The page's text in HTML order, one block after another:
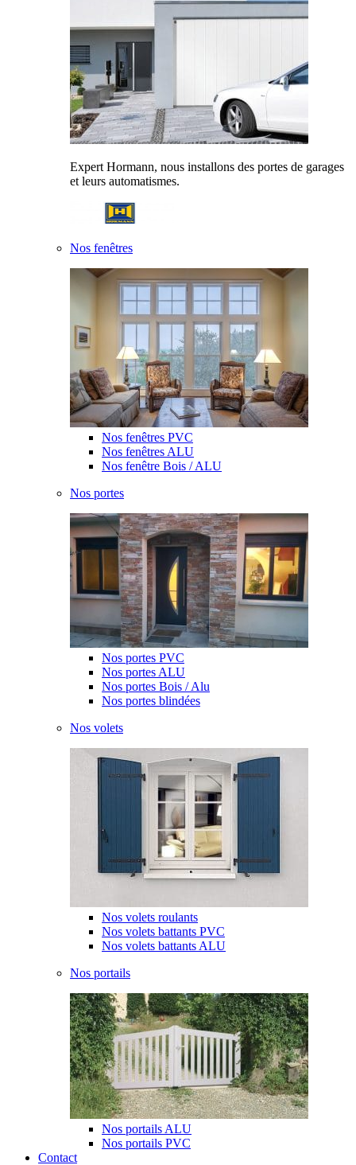
Expert Hormann, nous installons des portes de garages
et leurs automatismes.
Nos fenêtres
Nos fenêtres PVC
Nos fenêtres ALU
Nos fenêtre Bois / ALU
Nos portes
Nos portes PVC
Nos portes ALU
Nos portes Bois / Alu
Nos portes blindées
Nos volets
Nos volets roulants
Nos volets battants PVC
Nos volets battants ALU
Nos portails
Nos portails ALU
Nos portails PVC
Contact